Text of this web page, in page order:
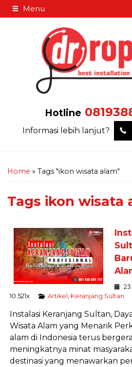
Menu
Hotline
Informasi lebih lanjut?
Home » Tags "ikon wisata alam"
Tags ikon wisata
10.521x
Artikel Keranjang Sultan
Instalasi Keranjang Sultan,
Wisata Alam yang Menarik
alam di Indonesia terus
meningkatnya minat
destinasi yang menawarkan